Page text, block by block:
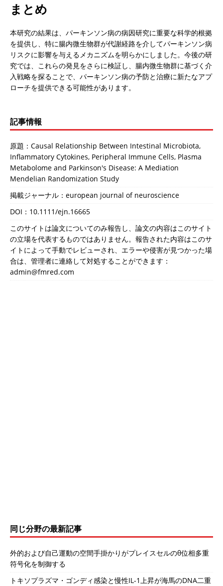
まとめ
本研究の結果は、パーキンソン病の病因研究に重要な科学的根拠
を提供し、特に腸内微生物群が代謝経路を介してパーキンソン病
リスクに影響を与えるメカニズムを明らかにしました。今後の研
究では、これらの発見をさらに検証し、腸内微生物群に基づく介
入戦略を探ることで、パーキンソン病の予防と治療に新たなアプ
ローチを提供できる可能性があります。
記事情報
原題：Causal Relationship Between Intestinal Microbiota,
Inflammatory Cytokines, Peripheral Immune Cells, Plasma
Metabolome and Parkinson's Disease: A Mediation
Mendelian Randomization Study
掲載ジャーナル：european journal of neuroscience
DOI： 10.1111/ejn.16665
このサイトは論文についてのみ報告し、論文の内容はこのサイト
の立場を代表するものではありません。報告された内容はこのサ
イトによって手動でレビューされ、エラーや侵害が見つかった場
合は、管理者に連絡して対処することができます：
admin@fmred.com
同じ分野の最新記事
外的および自己運動の空間手掛かりがプレイスセルのθ位相多重
符号化を制御する
トキソプラズマ・ゴンディ感染と慢性IL-1上昇が海馬のDNA二重